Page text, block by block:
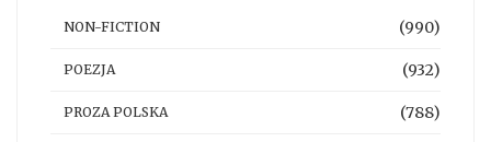
NON-FICTION (990)
POEZJA (932)
PROZA POLSKA (788)